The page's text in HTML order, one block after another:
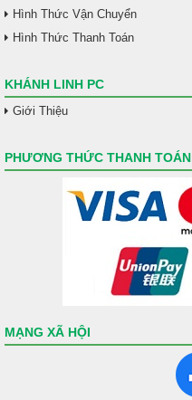
Hình Thức Vận Chuyển
Hình Thức Thanh Toán
KHÁNH LINH PC
Giới Thiệu
PHƯƠNG THỨC THANH TOÁN
MẠNG XÃ HỘI